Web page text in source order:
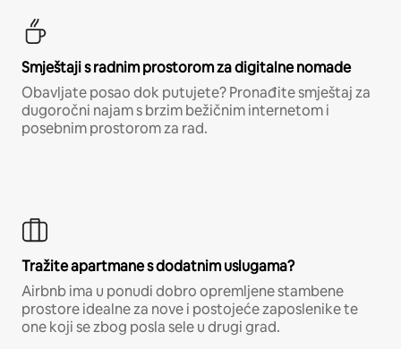
Smještaji s radnim prostorom za digitalne nomade
Obavljate posao dok putujete? Pronađite smještaj za
dugoročni najam s brzim bežičnim internetom i
posebnim prostorom za rad.
Tražite apartmane s dodatnim uslugama?
Airbnb ima u ponudi dobro opremljene stambene
prostore idealne za nove i postojeće zaposlenike te
one koji se zbog posla sele u drugi grad.